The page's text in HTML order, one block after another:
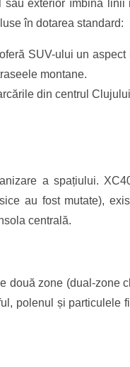
exterior îmbină
în dotarea standard:
SUV-ului un
montane.
din centrul
a spațiului.
au fost mutate),
centrală.
zone (dual-zone
polenul și